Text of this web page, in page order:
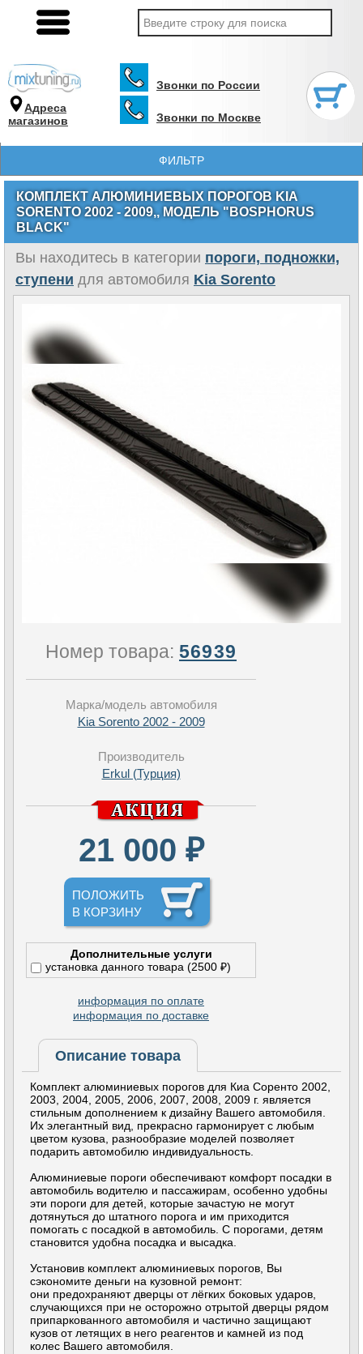
Адреса
магазинов
Звонки по России
Звонки по Москве
ФИЛЬТР
КОМПЛЕКТ АЛЮМИНИЕВЫХ ПОРОГОВ KIA
SORENTO 2002 - 2009,, МОДЕЛЬ "BOSPHORUS
BLACK"
Вы находитесь в категории пороги, подножки,
ступени для автомобиля Kia Sorento
Номер товара: 56939
Марка/модель автомобиля
Kia Sorento 2002 - 2009
Производитель
Erkul (Турция)
21 000 ₽
ПОЛОЖИТЬ
В КОРЗИНУ
Дополнительные услуги
установка данного товара (2500 ₽)
информация по оплате
информация по доставке
Описание товара
Комплект алюминиевых порогов для Киа Соренто 2002,
2003, 2004, 2005, 2006, 2007, 2008, 2009 г. является
стильным дополнением к дизайну Вашего автомобиля.
Их элегантный вид, прекрасно гармонирует с любым
цветом кузова, разнообразие моделей позволяет
подарить автомобилю индивидуальность.
Алюминиевые пороги обеспечивают комфорт посадки в
автомобиль водителю и пассажирам, особенно удобны
эти пороги для детей, которые зачастую не могут
дотянуться до штатного порога и им приходится
помогать с посадкой в автомобиль. С порогами, детям
становится удобна посадка и высадка.
Установив комплект алюминиевых порогов, Вы
сэкономите деньги на кузовной ремонт:
они предохраняют дверцы от лёгких боковых ударов,
случающихся при не осторожно отрытой дверцы рядом
припаркованного автомобиля и частично защищают
кузов от летящих в него реагентов и камней из под
колес Вашего автомобиля.